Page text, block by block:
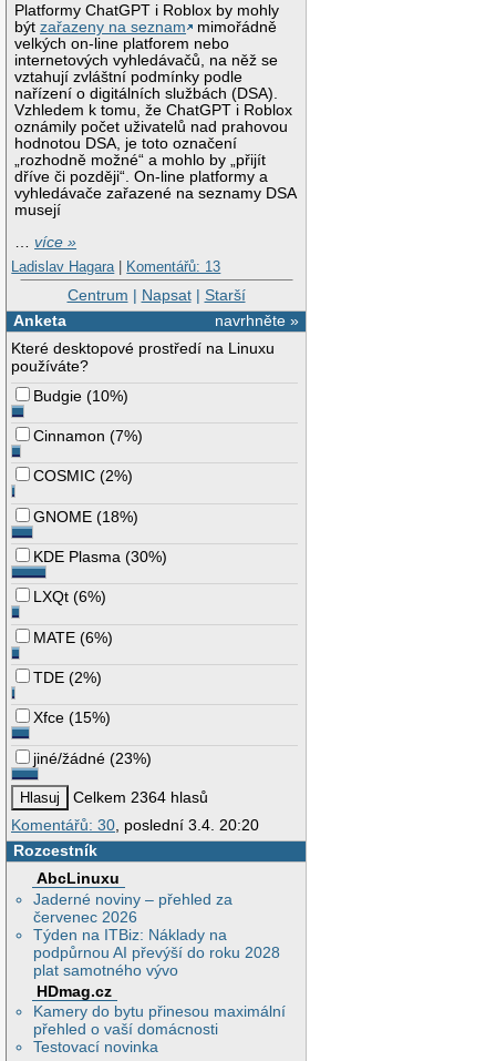
Platformy ChatGPT i Roblox by mohly
býtzařazeny na seznam
mimořádně
velkých on-line platforem nebo
internetových vyhledávačů, na něž se
vztahují zvláštní podmínky podle
nařízení o digitálních službách (DSA).
Vzhledem k tomu, že ChatGPT i Roblox
oznámily počet uživatelů nad prahovou
hodnotou DSA, je toto označení
„rozhodně možné“ a mohlo by „přijít
dříve či později“. On-line platformy a
vyhledávače zařazené na seznamy DSA
musejí
…více »
Ladislav Hagara | Komentářů: 13
Centrum | Napsat| Starší
navrhněte »
Anketa
Které desktopové prostředí na Linuxu
používáte?
Budgie (10%)
Cinnamon (7%)
COSMIC (2%)
GNOME (18%)
KDE Plasma (30%)
LXQt (6%)
MATE (6%)
TDE (2%)
Xfce (15%)
jiné/žádné (23%)
Celkem 2364 hlasů
Komentářů: 30, poslední 3.4. 20:20
Rozcestník
AbcLinuxu
Jaderné noviny – přehled za
červenec 2026
Týden na ITBiz: Náklady na
podpůrnou AI převýší do roku 2028
plat samotného vývo
HDmag.cz
Kamery do bytu přinesou maximální
přehled o vaší domácnosti
Testovací novinka